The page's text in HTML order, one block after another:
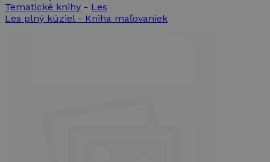
Tematické knihy - Les
Les plný kúziel - Kniha maľovaniek